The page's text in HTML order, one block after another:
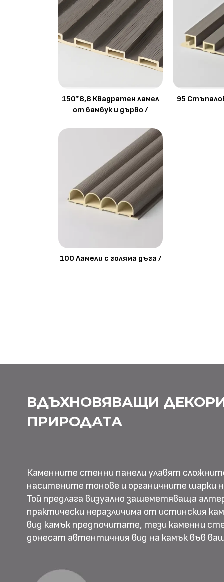
150*8,8 Квадратен ламел
от бамбук и дърво /
95
100 Ламели с голяма дъга /
ВДЪХНОВЯВАЩИ
ПРИРОДАТА
Каменните стенни панели улавят
наситените тонове и органичните шарки
Той предлага визуално зашеметяваща
практически неразличима от истинския
вид камък предпочитате, тези каменни
донесат автентичния вид на камък във